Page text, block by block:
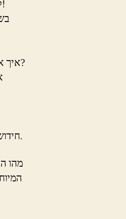
לא תאמינו למה המכות מסודרות לפי הסדר של דצ”ך עד”ש באח”ב!
איך אנו עשים את עבודת המידות כמו שצריך? כיצד להביס את יצר הרע?
חידושים מרתקים בחג הפסח – השיעור השבועי של הרב תומר ישראלוב.
מהו